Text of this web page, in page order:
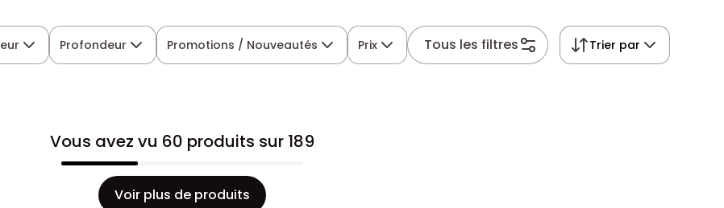
Profondeur Promotions / Nouveautés Prix Tous les filtres Trier par
Vous avez vu 60 produits sur 189
Voir plus de produits